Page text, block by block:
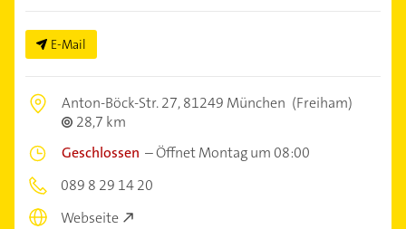
E-Mail
Anton-Böck-Str. 27,81249 München (Freiham)
28,7 km
Geschlossen –Öffnet Montag um 08:00
089 8 29 14 20
Webseite